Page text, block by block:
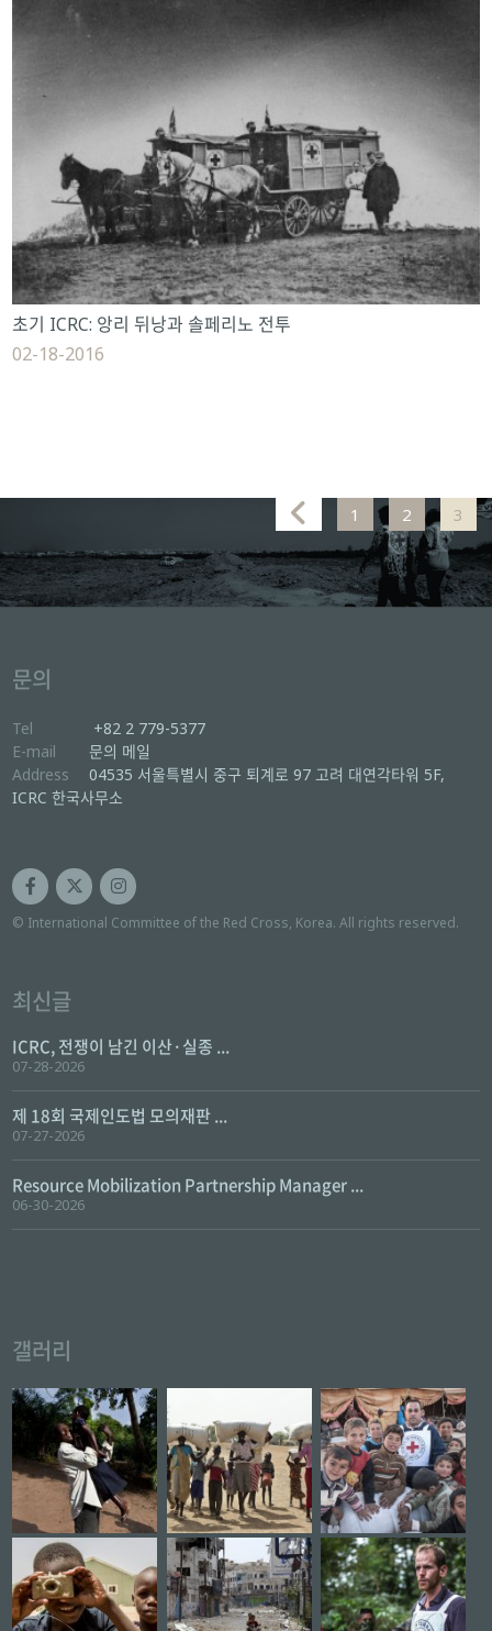
초기 ICRC: 앙리 뒤낭과 솔페리노 전투
02-18-2016
1 2 3
문의
Tel
+82 2 779-5377
E-mail
문의 메일
Address
04535 서울특별시 중구 퇴계로 97 고려 대연각타워 5F,
ICRC 한국사무소
© International Committee of the Red Cross, Korea. All rights reserved.
최신글
ICRC, 전쟁이 남긴 이산·실종 ...
07-28-2026
제 18회 국제인도법 모의재판 ...
07-27-2026
Resource Mobilization Partnership Manager ...
06-30-2026
갤러리